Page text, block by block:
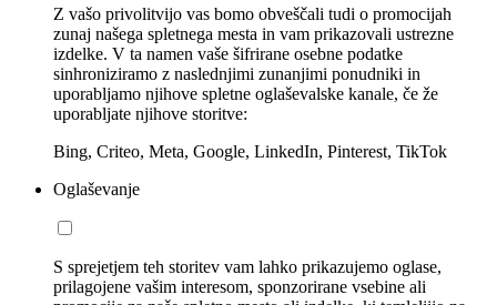
Z vašo privolitvijo vas bomo obveščali tudi o promocijah
zunaj našega spletnega mesta in vam prikazovali ustrezne
izdelke. V ta namen vaše šifrirane osebne podatke
sinhroniziramo z naslednjimi zunanjimi ponudniki in
uporabljamo njihove spletne oglaševalske kanale, če že
uporabljate njihove storitve:
Bing, Criteo, Meta, Google, LinkedIn, Pinterest, TikTok
Oglaševanje
S sprejetjem teh storitev vam lahko prikazujemo oglase,
prilagojene vašim interesom, sponzorirane vsebine ali